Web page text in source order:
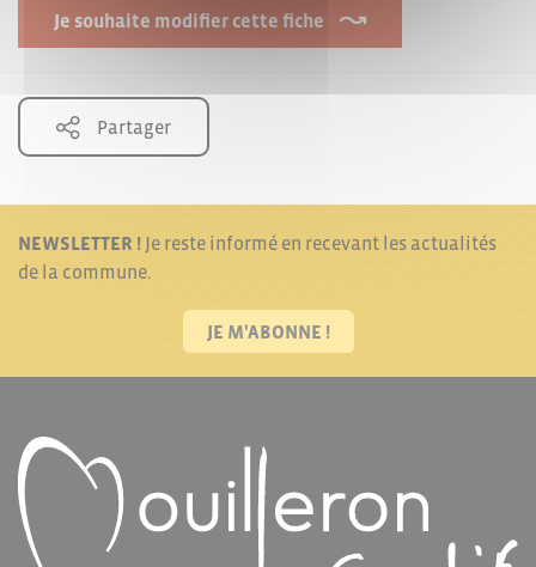
Je souhaite modifier cette fiche
Partager
NEWSLETTER ! Je reste informé en recevant les actualités
de la commune.
JE M'ABONNE !